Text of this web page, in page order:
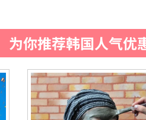
为你推荐韩国人气优